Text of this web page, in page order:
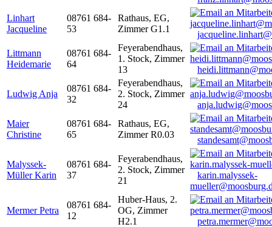
Linhart
Jacqueline
08761 684-
53
Rathaus, EG,
Zimmer G1.1
Littmann
Heidemarie
08761 684-
64
Feyerabendhaus,
1. Stock, Zimmer
13
Ludwig Anja
08761 684-
32
Feyerabendhaus,
2. Stock, Zimmer
24
Maier
Christine
08761 684-
65
Rathaus, EG,
Zimmer R0.03
Malyssek-
Müller Karin
08761 684-
37
Feyerabendhaus,
2. Stock, Zimmer
21
karin.malyssek-
Mermer Petra
08761 684-
12
Huber-Haus, 2.
OG, Zimmer
H2.1